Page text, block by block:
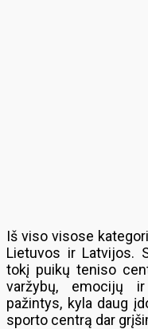
Iš viso visose
Lietuvos ir Latvijos.
tokį puikų teniso
varžybų, emocijų
pažintys, kyla daug
sporto centrą dar